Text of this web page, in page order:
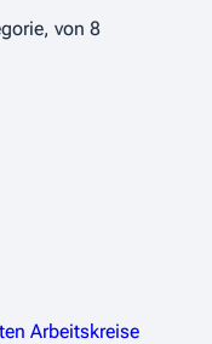
von 8
Arbeitskreise